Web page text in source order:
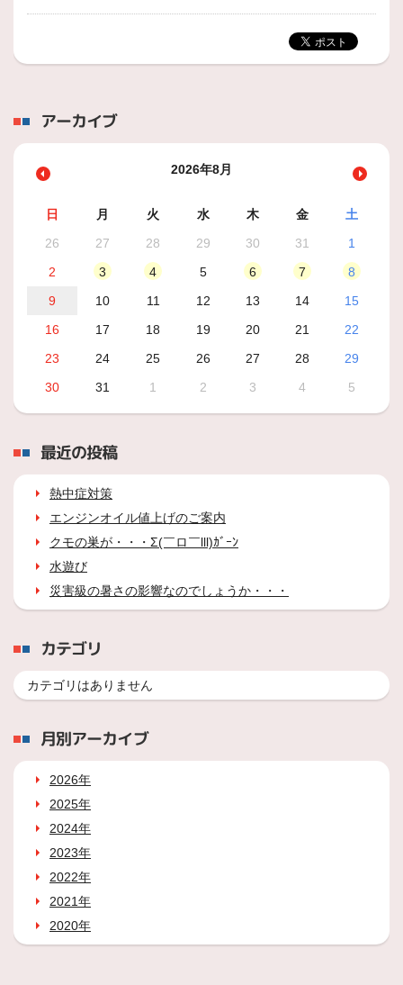
アーカイブ
2026年8月
日 月 火 水 木 金
土
26
27 28 29 30 31
1
2
3 4 5 6 7
8
9
10 11 12 13 14
15
16
17 18 19 20 21
22
23
24 25 26 27 28
29
30
31 1 2 3 4 5
最近の投稿
熱中症対策
エンジンオイル値上げのご案内
クモの巣が・・・Σ(￣ロ￣lll)ｶﾞｰﾝ
水遊び
災害級の暑さの影響なのでしょうか・・・
カテゴリ
カテゴリはありません
月別アーカイブ
2026年
2025年
2024年
2023年
2022年
2021年
2020年